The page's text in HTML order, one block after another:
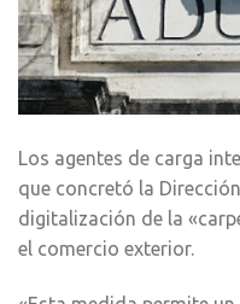
Los agentes de carga
que concretó la
digitalización de la
el comercio exterior.